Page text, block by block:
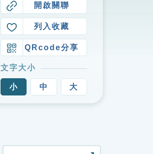
開啟關聯
列入收藏
QRcode分享
文字大小
小 中 大